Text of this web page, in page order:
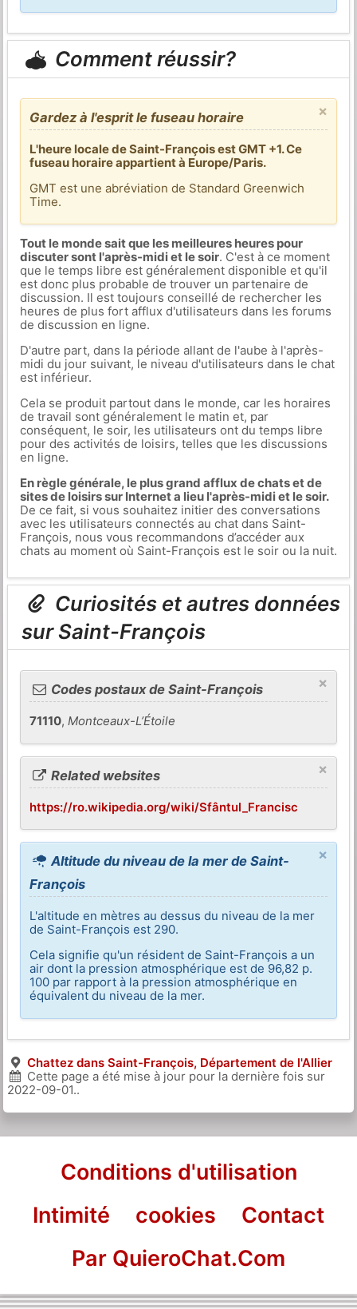
Comment réussir?
×
Gardez à l'esprit le fuseau horaire
L'heure locale de Saint-François est GMT +1. Ce
fuseau horaire appartient à Europe/Paris.
GMT est une abréviation de Standard Greenwich
Time.
Tout le monde sait que les meilleures heures pour
discuter sont l'après-midi et le soir. C'est à ce moment
que le temps libre est généralement disponible et qu'il
est donc plus probable de trouver un partenaire de
discussion. Il est toujours conseillé de rechercher les
heures de plus fort afflux d'utilisateurs dans les forums
de discussion en ligne.
D'autre part, dans la période allant de l'aube à l'après-
midi du jour suivant, le niveau d'utilisateurs dans le chat
est inférieur.
Cela se produit partout dans le monde, car les horaires
de travail sont généralement le matin et, par
conséquent, le soir, les utilisateurs ont du temps libre
pour des activités de loisirs, telles que les discussions
en ligne.
En règle générale, le plus grand afflux de chats et de
sites de loisirs sur Internet a lieu l'après-midi et le soir.
De ce fait, si vous souhaitez initier des conversations
avec les utilisateurs connectés au chat dans Saint-
François, nous vous recommandons d’accéder aux
chats au moment où Saint-François est le soir ou la nuit.
Curiosités et autres données
sur Saint-François
×
Codes postaux de Saint-François
71110,Montceaux-L’Étoile
×
Related websites
https://ro.wikipedia.org/wiki/Sfântul_Francisc
×
Altitude du niveau de la mer de Saint-
François
L'altitude en mètres au dessus du niveau de la mer
de Saint-François est 290.
Cela signifie qu'un résident de Saint-François a un
air dont la pression atmosphérique est de 96,82 p.
100 par rapport à la pression atmosphérique en
équivalent du niveau de la mer.
Chattez dans Saint-François, Département de l'Allier
Cette page a été mise à jour pour la dernière fois sur
2022-09-01..
Conditions d'utilisation
Intimité
cookies
Contact
Par QuieroChat.Com